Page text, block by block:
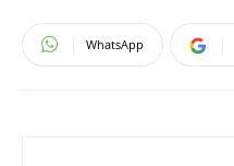
WhatsApp